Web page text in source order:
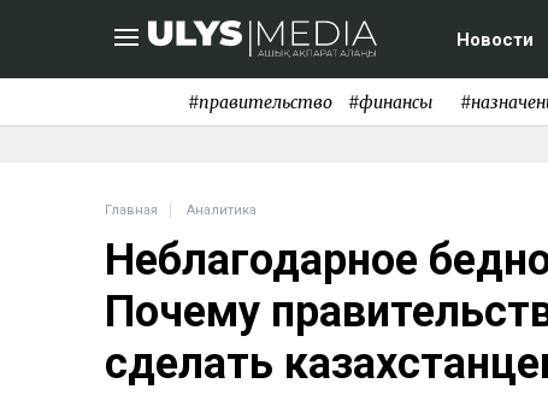
Новости
#правительство #финансы
Главная Аналитика
Неблагодарное
Почему
сделать